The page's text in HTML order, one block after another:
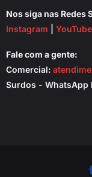
Nos siga nas Redes
Instagram
YouTube
Fale com a gente:
Comercial:
Surdos - WhatsApp